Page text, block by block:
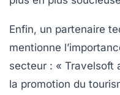
Enfin, un partenaire
mentionne
secteur : « Travelsoft
la promotion du